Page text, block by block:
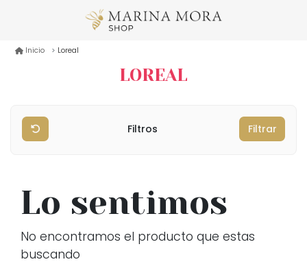
Inicio Loreal
LOREAL
Filtros Filtrar
Lo sentimos
No encontramos el producto que estas
buscando